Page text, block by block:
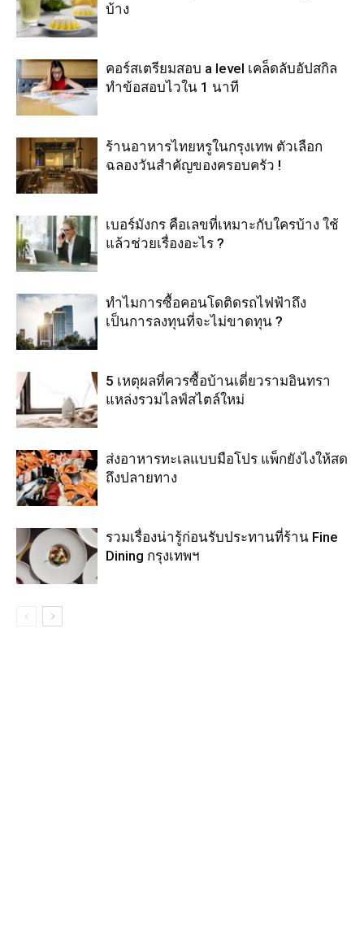
บ้าง
คอร์สเตรียมสอบ a level เคล็ดลับอัปสกิล
ทำข้อสอบไวใน 1 นาที
ร้านอาหารไทยหรูในกรุงเทพ ตัวเลือก
ฉลองวันสำคัญของครอบครัว !
เบอร์มังกร คือเลขที่เหมาะกับใครบ้าง ใช้
แล้วช่วยเรื่องอะไร ?
ทำไมการซื้อคอนโดติดรถไฟฟ้าถึง
เป็นการลงทุนที่จะไม่ขาดทุน ?
5 เหตุผลที่ควรซื้อบ้านเดี่ยวรามอินทรา
แหล่งรวมไลฟ์สไตล์ใหม่
ส่งอาหารทะเลแบบมือโปร แพ็กยังไงให้สด
ถึงปลายทาง
รวมเรื่องน่ารู้ก่อนรับประทานที่ร้าน Fine
Dining กรุงเทพฯ